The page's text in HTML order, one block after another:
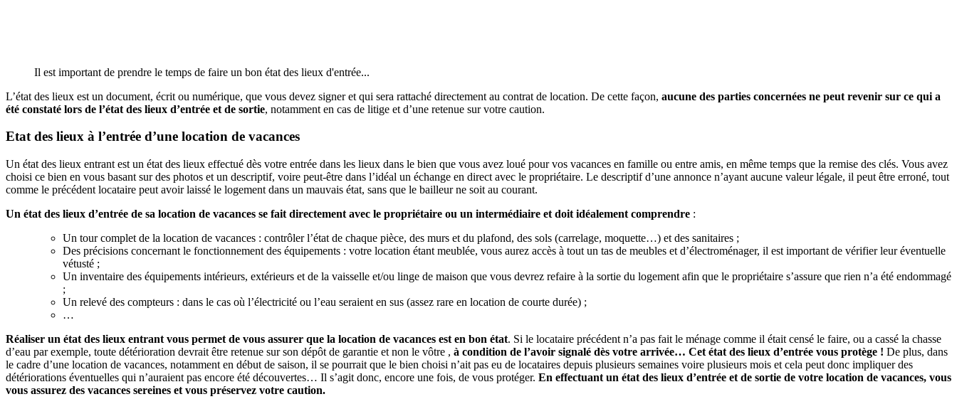
Il est important de prendre le temps de faire un bon état des lieux d'entrée...
L’état des lieux est un document, écrit ou numérique, que vous devez signer et qui sera rattaché directement au contrat de location. De cette façon, aucune des parties concernées ne peut revenir sur ce qui a
été constaté lors de l’état des lieux d’entrée et de sortie, notamment en cas de litige et d’une retenue sur votre caution.
Etat des lieux à l’entrée d’une location de vacances
Un état des lieux entrant est un état des lieux effectué dès votre entrée dans les lieux dans le bien que vous avez loué pour vos vacances en famille ou entre amis, en même temps que la remise des clés. Vous avez
choisi ce bien en vous basant sur des photos et un descriptif, voire peut-être dans l’idéal un échange en direct avec le propriétaire. Le descriptif d’une annonce n’ayant aucune valeur légale, il peut être erroné, tout
comme le précédent locataire peut avoir laissé le logement dans un mauvais état, sans que le bailleur ne soit au courant.
Un état des lieux d’entrée de sa location de vacances se fait directement avec le propriétaire ou un intermédiaire et doit idéalement comprendre :
Un tour complet de la location de vacances : contrôler l’état de chaque pièce, des murs et du plafond, des sols (carrelage, moquette…) et des sanitaires ;
Des précisions concernant le fonctionnement des équipements : votre location étant meublée, vous aurez accès à tout un tas de meubles et d’électroménager, il est important de vérifier leur éventuelle
vétusté ;
Un inventaire des équipements intérieurs, extérieurs et de la vaisselle et/ou linge de maison que vous devrez refaire à la sortie du logement afin que le propriétaire s’assure que rien n’a été endommagé
;
Un relevé des compteurs : dans le cas où l’électricité ou l’eau seraient en sus (assez rare en location de courte durée) ;
…
Réaliser un état des lieux entrant vous permet de vous assurer que la location de vacances est en bon état. Si le locataire précédent n’a pas fait le ménage comme il était censé le faire, ou a cassé la chasse
d’eau par exemple, toute détérioration devrait être retenue sur son dépôt de garantie et non le vôtre , à condition de l’avoir signalé dès votre arrivée… Cet état des lieux d’entrée vous protège ! De plus, dans
le cadre d’une location de vacances, notamment en début de saison, il se pourrait que le bien choisi n’ait pas eu de locataires depuis plusieurs semaines voire plusieurs mois et cela peut donc impliquer des
détériorations éventuelles qui n’auraient pas encore été découvertes… Il s’agit donc, encore une fois, de vous protéger. En effectuant un état des lieux d’entrée et de sortie de votre location de vacances, vous
vous assurez des vacances sereines et vous préservez votre caution.